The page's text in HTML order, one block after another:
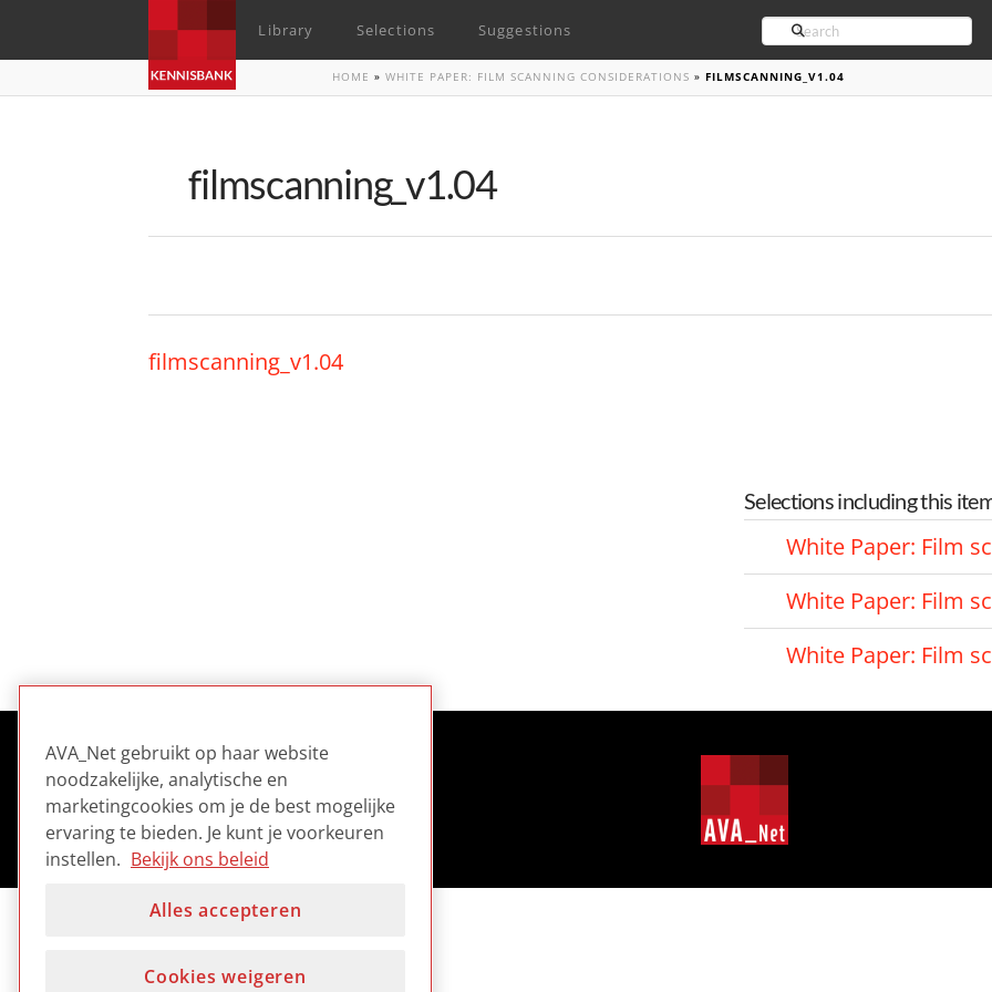
Library Selections Suggestions Search
HOME »WHITE PAPER: FILM SCANNING CONSIDERATIONS »FILMSCANNING_V1.04
filmscanning_v1.04
filmscanning_v1.04
Selections including this
White Paper: Film
White Paper: Film
White Paper: Film
AVA_Net gebruikt op haar website
noodzakelijke, analytische en
marketingcookies om je de best mogelijke
ervaring te bieden. Je kunt je voorkeuren
instellen. Bekijk ons beleid
Alles accepteren
Cookies weigeren